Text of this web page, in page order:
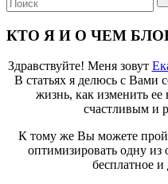
КТО Я И О ЧЕМ
Здравствуйте! Меня зовут
В статьях я делюсь с Вами
жизнь, как изменить ее
счастливым и
К тому же Вы можете
оптимизировать одну
бесплатное